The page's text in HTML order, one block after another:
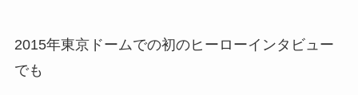
2015年東京ドームでの初のヒーローインタビュー
でも